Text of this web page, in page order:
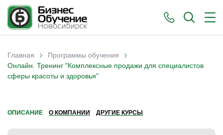
Вы здесь
Главная › Программы обучения ›
Онлайн. Тренинг "Комплексные продажи для специалистов
сферы красоты и здоровья"
ОПИСАНИЕ О КОМПАНИИ ДРУГИЕ КУРСЫ